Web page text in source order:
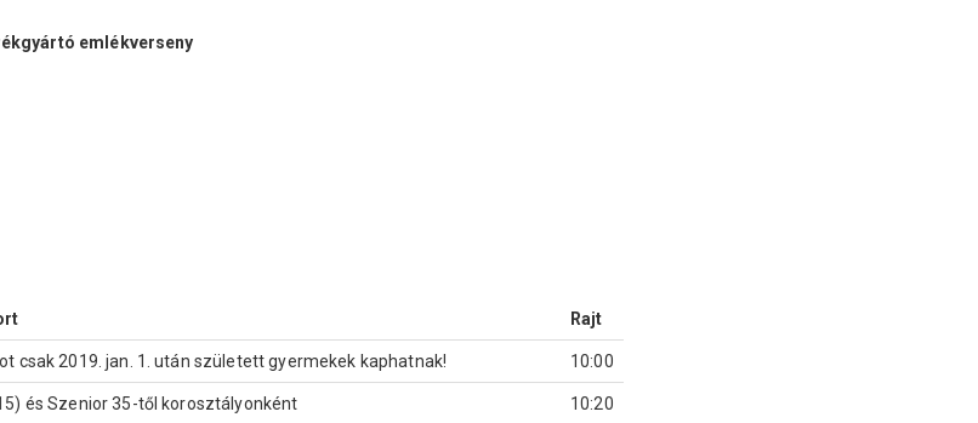
emlékverseny
Rajt
csak 2019. jan. 1. után született gyermekek kaphatnak! 10:00
és Szenior 35-től korosztályonként 10:20